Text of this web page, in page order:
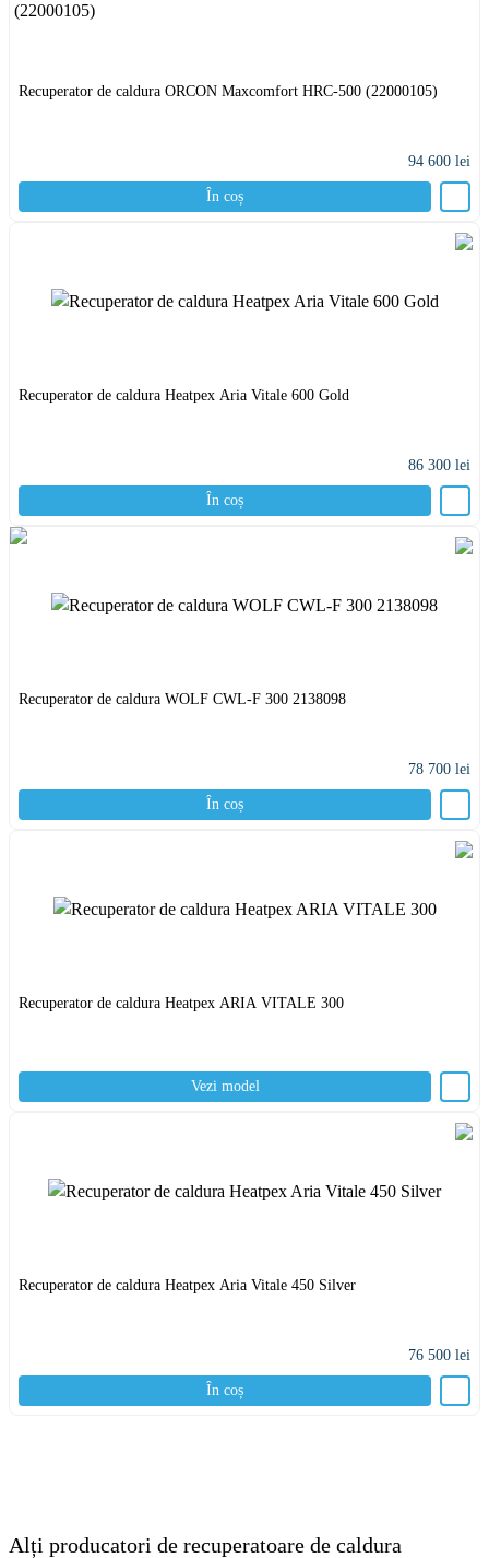
Recuperator de caldura ORCON Maxcomfort HRC-500 (22000105)
94 600 lei
În coș
Recuperator de caldura Heatpex Aria Vitale 600 Gold
86 300 lei
În coș
Recuperator de caldura WOLF CWL-F 300 2138098
78 700 lei
În coș
Recuperator de caldura Heatpex ARIA VITALE 300
Vezi model
Recuperator de caldura Heatpex Aria Vitale 450 Silver
76 500 lei
În coș
Alți producatori de recuperatoare de caldura